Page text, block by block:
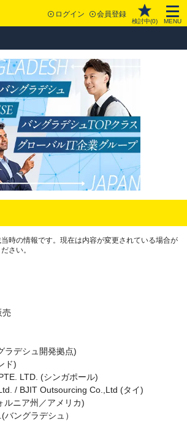
ログイン 会員登録
検討中(0) MENU
時の情報です。現在は内容が変更されている場合が
さい。
売
ラデシュ開発拠点)
ド)
LTD. (シンガポール)
/ BJIT Outsourcing Co.,Ltd (タイ)
ルニア州／アメリカ)
ングラデシュ）